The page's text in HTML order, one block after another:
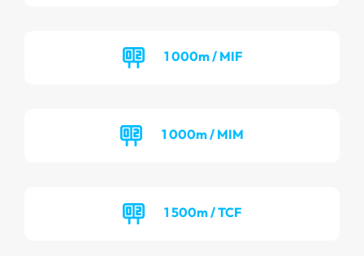
1 000m / MIF
1 000m / MIM
1 500m / TCF